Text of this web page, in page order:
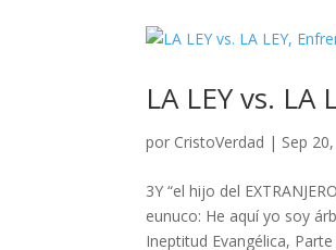
LA LEY vs.
por CristoVerdad | Sep
3Y “el hijo del
eunuco: He aquí yo soy
Ineptitud Evangélica, Parte